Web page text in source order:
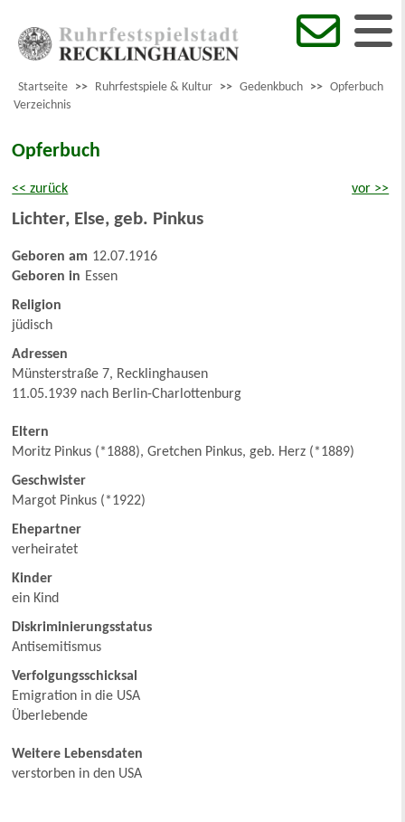
Startseite >> Ruhrfestspiele & Kultur >> Gedenkbuch >> Opferbuch
Verzeichnis
Opferbuch
<< zurück vor >>
Lichter, Else, geb. Pinkus
Geboren am 12.07.1916
Geboren in Essen
Religion
jüdisch
Adressen
Münsterstraße 7, Recklinghausen
11.05.1939 nach Berlin-Charlottenburg
Eltern
Moritz Pinkus (*1888), Gretchen Pinkus, geb. Herz (*1889)
Geschwister
Margot Pinkus (*1922)
Ehepartner
verheiratet
Kinder
ein Kind
Diskriminierungsstatus
Antisemitismus
Verfolgungsschicksal
Emigration in die USA
Überlebende
Weitere Lebensdaten
verstorben in den USA